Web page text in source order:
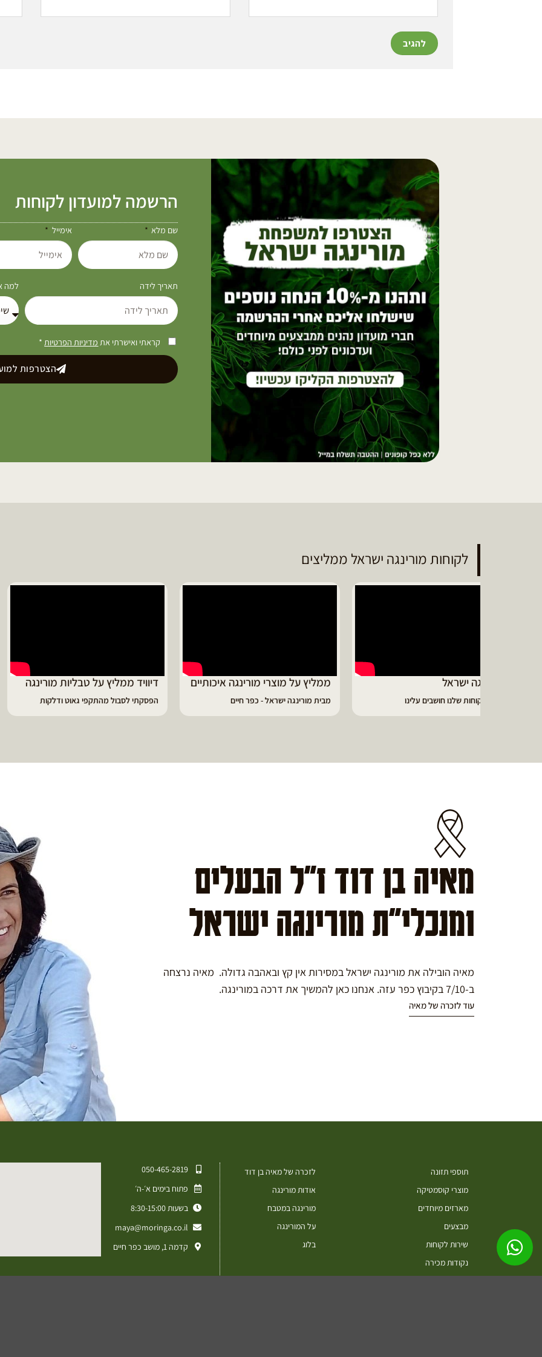
הרשמה למועדון לקוחות
שם מלא אימייל
תאריך לידה למה
קראתי ואישרתי את מדיניות הפרטיות *
הצטרפות
לקוחות מורינגה ישראל ממליצים
ממליץ על מוצרי מורינגה איכותיים
מבית מורינגה ישראל - כפר חיים
דיוויד ממליץ על טבליות מורינגה
הפסקתי לסבול מהתקפי גאוט ודלקות
מוריה ממליצה
פיתרון מעולה לאמהות ולחיזוק הגוף
מאיה בן דוד ז"ל הבעלים
ומנכלי"ת מורינגה ישראל
מאיה הובילה את מורינגה ישראל במסירות אין קץ ובאהבה גדולה. מאיה נרצחה
ב-7/10 בקיבוץ כפר עזה. אנחנו כאן להמשיך את דרכה במורינגה.
עוד לזכרה של מאיה
תוספי תזונה
מוצרי קוסמטיקה
מארזים מיוחדים
מבצעים
שירות לקוחות
נקודות מכירה
לזכרה של מאיה בן דוד
אודות מורינגה
מורינגה במטבח
על המורינגה
בלוג
050-465-2819⁩
פתוח בימים א׳-ה׳
בשעות 8:30-15:00
maya@moringa.co.il
קדמה 1, מושב כפר חיים